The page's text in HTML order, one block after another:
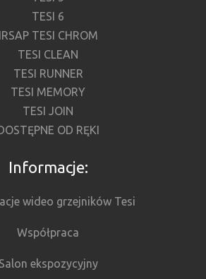
TESI 6
IRSAP TESI CHROM
TESI CLEAN
TESI RUNNER
TESI MEMORY
TESI JOIN
OD RĘKI
Informacje:
wideo grzejników Tesi
Współpraca
Salon ekspozycyjny